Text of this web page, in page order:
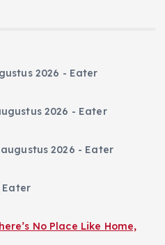
2026 - Eater
2026 - Eater
2026 - Eater
Eater
No Place Like Home,